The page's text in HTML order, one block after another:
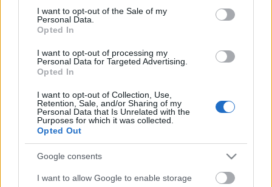
consent section.
I want to opt-out of the Sale of my
Personal Data.
Opted In
I want to opt-out of processing my
Personal Data for Targeted Advertising.
Opted In
I want to opt-out of Collection, Use,
Retention, Sale, and/or Sharing of my
Personal Data that Is Unrelated with the
Purposes for which it was collected.
Opted Out
Google consents
I want to allow Google to enable storage
aki a dallamot átdolgozta hegedűre és zongorára.
Még új címet is adott neki: Preghiera, vagyis
Trifonovval lehet meghallgatni, és szép, tényleg szép.
Ha Rachmaninovot dolgoz át valaki, akkor még attól
végzi a munkáját, hiszen Rachmaninovot eredeti
állapotban is illett azelőtt lerosszízlésesezni. Az már
probléma, hogy Gidon Kremert vagy Trifonovot már
nehéz volna hasonlóval vádolni, hogy előbb vagy
utóbb megérkeznek a jó ízlésűek, és megtépázzák az
önhittségünket.